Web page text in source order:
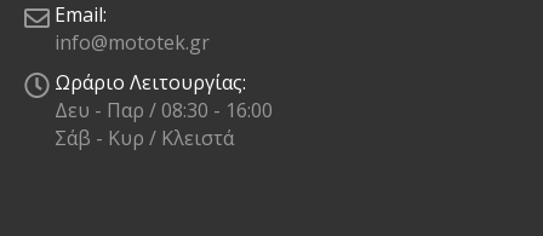
Email:
info@mototek.gr
Ωράριο Λειτουργίας:
Δευ - Παρ / 08:30 - 16:00
Σάβ - Κυρ / Κλειστά